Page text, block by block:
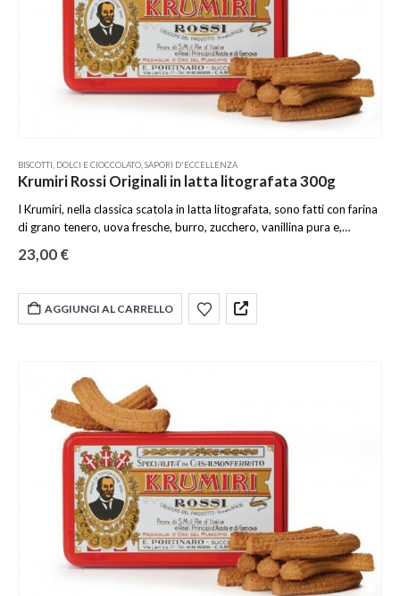
BISCOTTI , DOLCI E CIOCCOLATO,SAPORI D'ECCELLENZA
Krumiri Rossi Originali in latta litografata 300g
I Krumiri, nella classica scatola in latta litografata, sono fatti con farina
di grano tenero, uova fresche, burro, zucchero, vanillina pura e,
ammorbidire l’impasto e a donare ai Krumiri quel profumo speciale e
23,00 €
AGGIUNGI AL CARRELLO